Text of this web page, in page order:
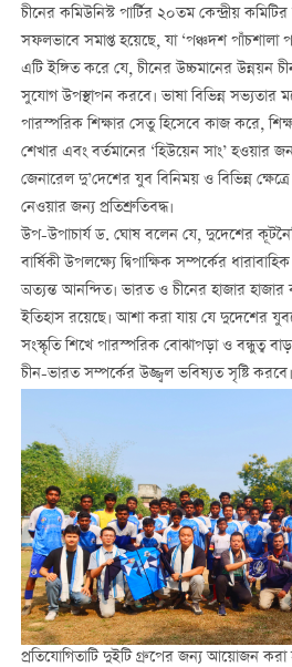
চীনের কমিউনিস্ট পার্টির ২০তম কেন্দ্রীয়
সফলভাবে সমাপ্ত হয়েছে, যা ‘পঞ্চদশ
এটি ইঙ্গিত করে যে, চীনের উচ্চমানের
সুযোগ উপস্থাপন করবে। ভাষা বিভিন্ন সভ্যতার
পারস্পরিক শিক্ষার সেতু হিসেবে কাজ করে,
শেখার এবং বর্তমানের ‘হিউয়েন সাং’ হওয়ার
জেনারেল দু’দেশের যুব বিনিময় ও বিভিন্ন
নেওয়ার জন্য প্রতিশ্রুতিবদ্ধ।
উপ-উপাচার্য ড. ঘোষ বলেন যে, দুদেশের
বার্ষিকী উপলক্ষ্যে দ্বিপাক্ষিক সম্পর্কের
অত্যন্ত আনন্দিত। ভারত ও চীনের হাজার হাজার
ইতিহাস রয়েছে। আশা করা যায় যে দুদেশের
সংস্কৃতি শিখে পারস্পরিক বোঝাপড়া ও বন্ধুত্ব
চীন-ভারত সম্পর্কের উজ্জ্বল ভবিষ্যত সৃষ্টি করবে।
প্রতিযোগিতাটি দুইটি গ্রুপের জন্য আয়োজন করা